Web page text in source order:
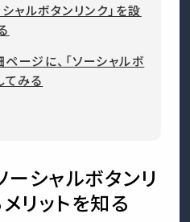
ャルボタンリンク」を設
ージに、「ソーシャルボ
てみる
ーシャルボタンリ
リットを知る